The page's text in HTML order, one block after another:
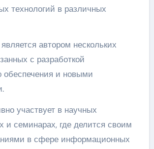
технологий в различных
автором нескольких
с разработкой
обеспечения и новыми
участвует в научных
и семинарах, где делится своим
в сфере информационных